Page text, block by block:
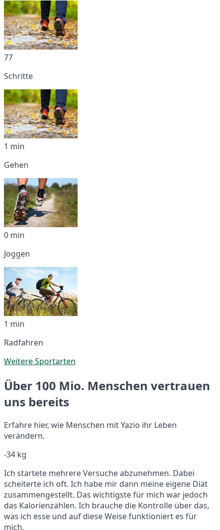
77
Schritte
1 min
Gehen
0 min
Joggen
1 min
Radfahren
Weitere Sportarten
Über 100 Mio. Menschen vertrauen
uns bereits
Erfahre hier, wie Menschen mit Yazio ihr Leben
verändern.
-34 kg
Ich startete mehrere Versuche abzunehmen. Dabei
scheiterte ich oft. Ich habe mir dann meine eigene Diät
zusammengestellt. Das wichtigste für mich war jedoch
das Kalorienzählen. Ich brauche die Kontrolle über das,
was ich esse und auf diese Weise funktioniert es für
mich.